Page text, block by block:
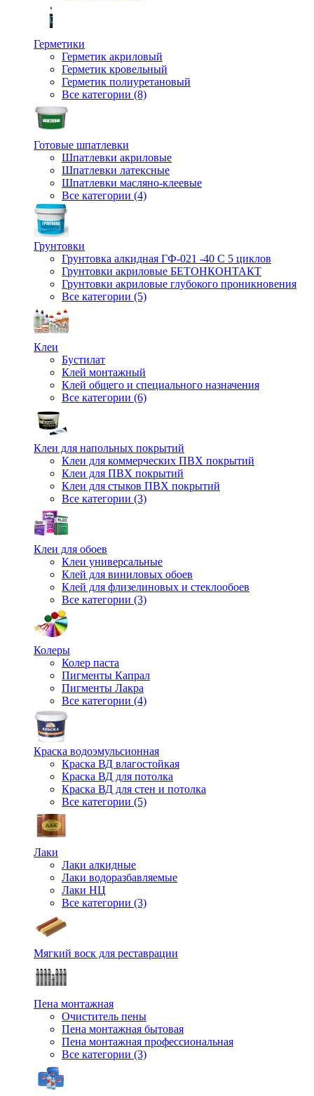
Герметики
Герметик акриловый
Герметик кровельный
Герметик полиуретановый
Все категории (8)
Готовые шпатлевки
Шпатлевки акриловые
Шпатлевки латексные
Шпатлевки масляно-клеевые
Все категории (4)
Грунтовки
Грунтовка алкидная ГФ-021 -40 С 5 циклов
Грунтовки акриловые БЕТОНКОНТАКТ
Грунтовки акриловые глубокого проникновения
Все категории (5)
Клеи
Бустилат
Клей монтажный
Клей общего и специального назначения
Все категории (6)
Клеи для напольных покрытий
Клеи для коммерческих ПВХ покрытий
Клеи для ПВХ покрытий
Клеи для стыков ПВХ покрытий
Все категории (3)
Клеи для обоев
Клеи универсальные
Клей для виниловых обоев
Клей для флизелиновых и стеклообоев
Все категории (3)
Колеры
Колер паста
Пигменты Капрал
Пигменты Лакра
Все категории (4)
Краска водоэмульсионная
Краска ВД влагостойкая
Краска ВД для потолка
Краска ВД для стен и потолка
Все категории (5)
Лаки
Лаки алкидные
Лаки водоразбавляемые
Лаки НЦ
Все категории (3)
Мягкий воск для реставрации
Пена монтажная
Очиститель пены
Пена монтажная бытовая
Пена монтажная профессиональная
Все категории (3)